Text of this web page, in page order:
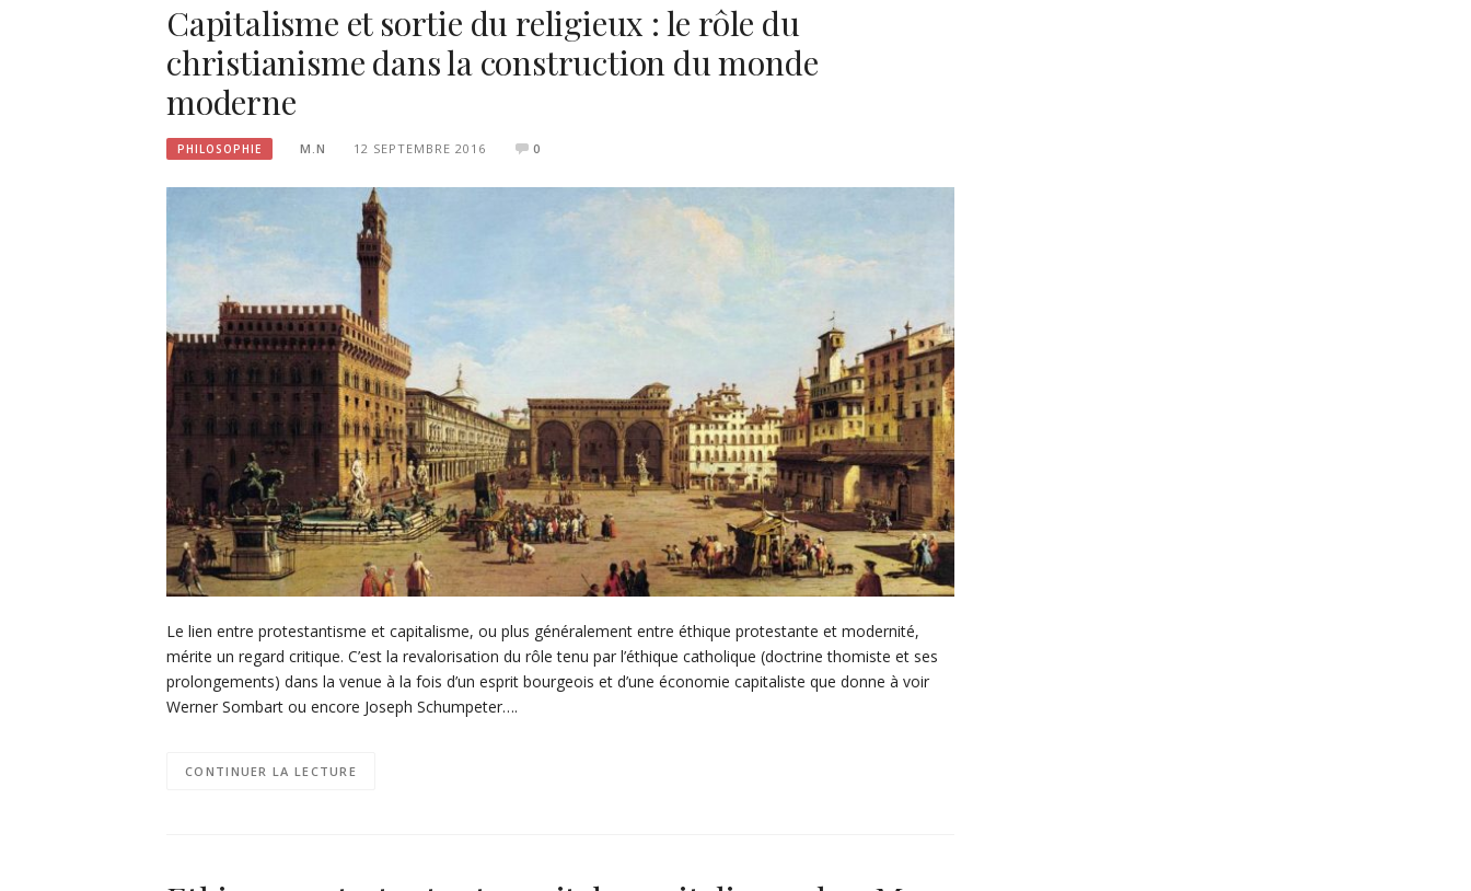
Capitalisme et sortie du religieux : le rôle du
christianisme dans la construction du monde
moderne
PHILOSOPHIE M.N 12 SEPTEMBRE 2016 0
Le lien entre protestantisme et capitalisme, ou plus généralement entre éthique protestante et modernité,
mérite un regard critique. C’est la revalorisation du rôle tenu par l’éthique catholique (doctrine thomiste et ses
prolongements) dans la venue à la fois d’un esprit bourgeois et d’une économie capitaliste que donne à voir
Werner Sombart ou encore Joseph Schumpeter….
CONTINUER LA LECTURE